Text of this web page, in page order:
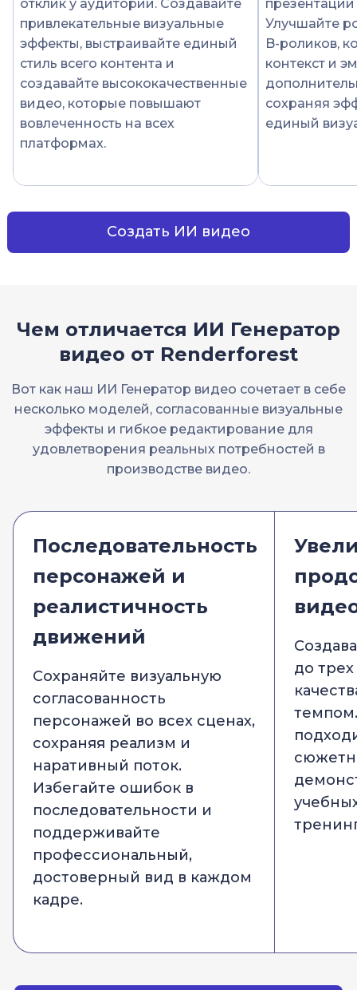
отклик у аудитории. Создавайте
привлекательные визуальные
эффекты, выстраивайте единый
стиль всего контента и
создавайте высококачественные
видео, которые повышают
вовлеченность на всех
платформах.
Улучшайте
B-роликов,
контекст и
сохраняя
единый
Создать ИИ видео
Чем отличается ИИ Генератор
видео от Renderforest
Вот как наш ИИ Генератор видео сочетает в себе
несколько моделей, согласованные визуальные
эффекты и гибкое редактирование для
удовлетворения реальных потребностей в
производстве видео.
Последовательность
персонажей и
реалистичность
движений
Сохраняйте визуальную
согласованность
персонажей во всех сценах,
сохраняя реализм и
наративный поток.
Избегайте ошибок в
последовательности и
поддерживайте
профессиональный,
достоверный вид в каждом
кадре.
до